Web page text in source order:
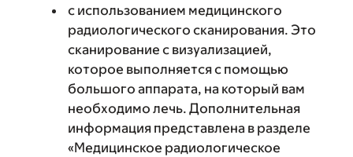
с использованием медицинского
радиологического сканирования. Это
сканирование с визуализацией,
которое выполняется с помощью
большого аппарата, на который вам
необходимо лечь. Дополнительная
информация представлена в разделе
«Медицинское радиологическое